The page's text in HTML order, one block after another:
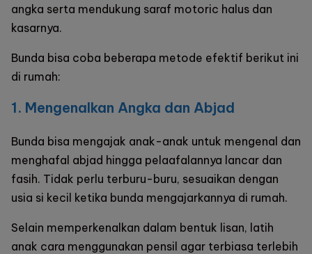
angka serta mendukung saraf motoric halus dan
kasarnya.
Bunda bisa coba beberapa metode efektif berikut ini
di rumah:
1. Mengenalkan Angka dan Abjad
Bunda bisa mengajak anak-anak untuk mengenal dan
menghafal abjad hingga pelaafalannya lancar dan
fasih. Tidak perlu terburu-buru, sesuaikan dengan
usia si kecil ketika bunda mengajarkannya di rumah.
Selain memperkenalkan dalam bentuk lisan, latih
anak cara menggunakan pensil agar terbiasa terlebih